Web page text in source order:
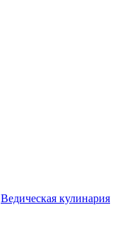
Ведическая кулинария